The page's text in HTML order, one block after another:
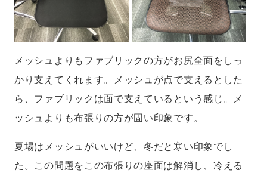
メッシュよりもファブリックの方がお尻全面をしっ
かり支えてくれます。メッシュが点で支えるとした
ら、ファブリックは面で支えているという感じ。メ
ッシュよりも布張りの方が固い印象です。
夏場はメッシュがいいけど、冬だと寒い印象でし
た。この問題をこの布張りの座面は解消し、冷える